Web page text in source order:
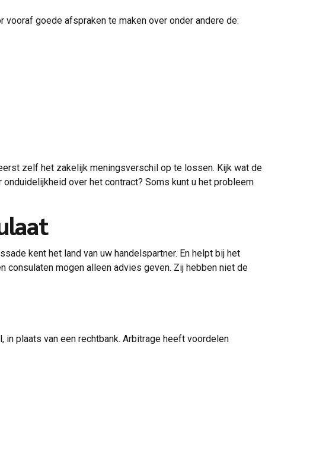
goede afspraken te maken over onder andere de:
zelf het zakelijk meningsverschil op te lossen. Kijk wat de
over het contract? Soms kunt u het probleem
kent het land van uw handelspartner. En helpt bij het
consulaten mogen alleen advies geven. Zij hebben niet de
plaats van een rechtbank. Arbitrage heeft voordelen